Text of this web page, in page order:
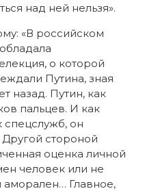
над ней нельзя».
«В российском
о которой
Путина, зная
назад. Путин, как
пальцев. И как
он
стороной
оценка личной
человек или не
Главное,